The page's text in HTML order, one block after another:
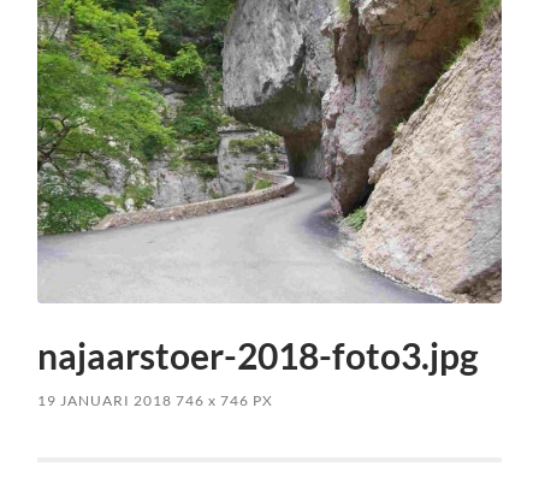
najaarstoer-2018-foto3.jpg
19 JANUARI 2018 746x 746 PX